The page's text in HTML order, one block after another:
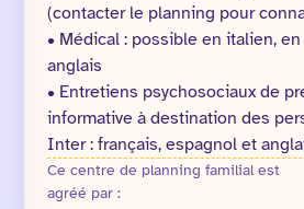
(contacter le planning pour
• Médical : possible en italien,
anglais
• Entretiens psychosociaux de
informative à destination des
Inter : français, espagnol et
Ce centre de planning familial est
agréé par :